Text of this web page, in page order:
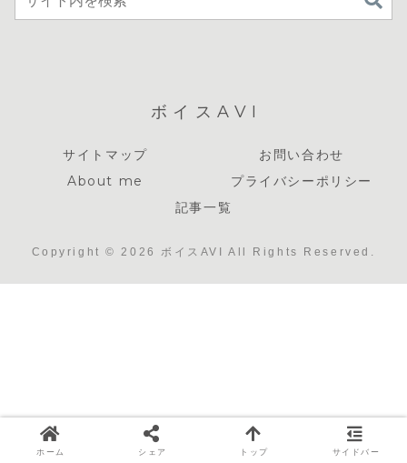
ボイスAVI
サイトマップ
お問い合わせ
About me
プライバシーポリシー
記事一覧
Copyright © 2026 ボイスAVI All Rights Reserved.
ホーム シェア トップ サイドバー